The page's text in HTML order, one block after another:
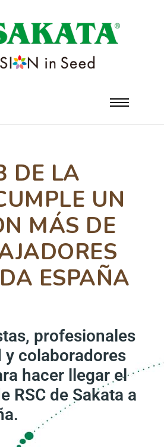
DE LA
UN
MÁS DE
ESPAÑA
profesionales
y colaboradores
hacer llegar el
RSC de Sakata a